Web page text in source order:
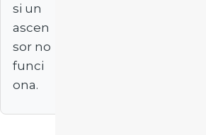
si un
ascen
sor no
funci
ona.